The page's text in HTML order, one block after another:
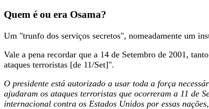
Quem é ou era Osama?
Um "trunfo dos serviços secretos", nomeadamente um
Vale a pena recordar que a 14 de Setembro de 2001,
ataques terroristas [de 11/Set]".
O presidente está autorizado a usar toda a força
ajudaram os ataques terroristas que ocorreram a 11 de
internacional contra os Estados Unidos por essas